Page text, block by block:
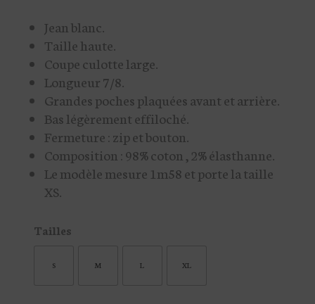
Jean blanc.
Taille haute.
Coupe culotte large.
Longueur 7/8.
Grandes poches plaquées avant et arrière.
Bas légèrement effiloché.
Fermeture : zip et bouton.
Composition : 98% coton , 2% élasthanne.
Le modèle mesure 1m58 et porte la taille
XS.
Tailles
S M L XL